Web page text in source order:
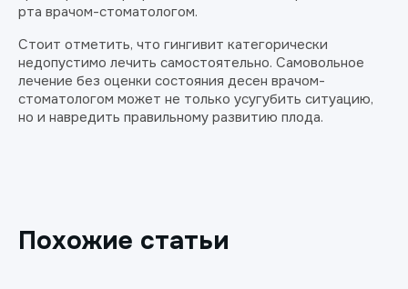
рта врачом-стоматологом.
Стоит отметить, что гингивит категорически
недопустимо лечить самостоятельно. Самовольное
лечение без оценки состояния десен врачом-
стоматологом может не только усугубить ситуацию,
но и навредить правильному развитию плода.
Похожие статьи